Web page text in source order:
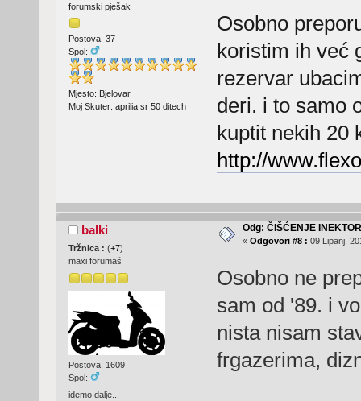
forumski pješak
Postova: 37
Spol:
Mjesto: Bjelovar
Moj Skuter: aprilia sr 50 ditech
Osobno
koristim ih već
rezervar
deri. i to samo
kuptit nekih 20
http://
balki
Tržnica : (+7)
maxi forumaš
Postova: 1609
Spol:
idemo dalje...
Odg: ČIŠĆENJE
« Odgovori #8 : 09 Lipanj,
Osobno ne
sam od '89. i
nista nisam
frgazerima,